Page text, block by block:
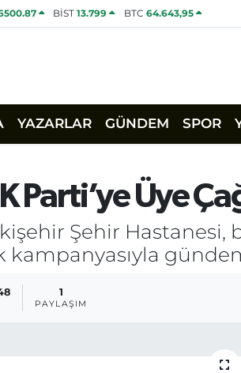
BİST13.799 BTC 64.643,95
YAZARLAR GÜNDEM SPOR
Üye
Şehir Hastanesi,
kampanyasıyla
1
PAYLAŞIM